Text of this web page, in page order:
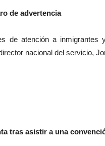
de advertencia
de atención a
nacional del servicio,
tras asistir a una